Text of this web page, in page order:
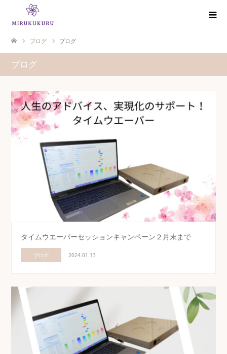
ブログ ブログ
ブログ
タイムウエーバーセッションキャンペーン２月末まで
ブログ 2024.01.13